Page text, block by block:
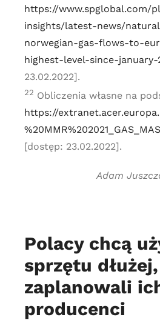
https://www.spglobal.com/
insights/latest-news/
norwegian-gas-flows-to-
highest-level-since-january-
23.02.2022].
22 Obliczenia własne na
https://
[dostęp: 23.02.2022].
Adam
Polacy chcą
sprzętu
zaplanowali
producenci